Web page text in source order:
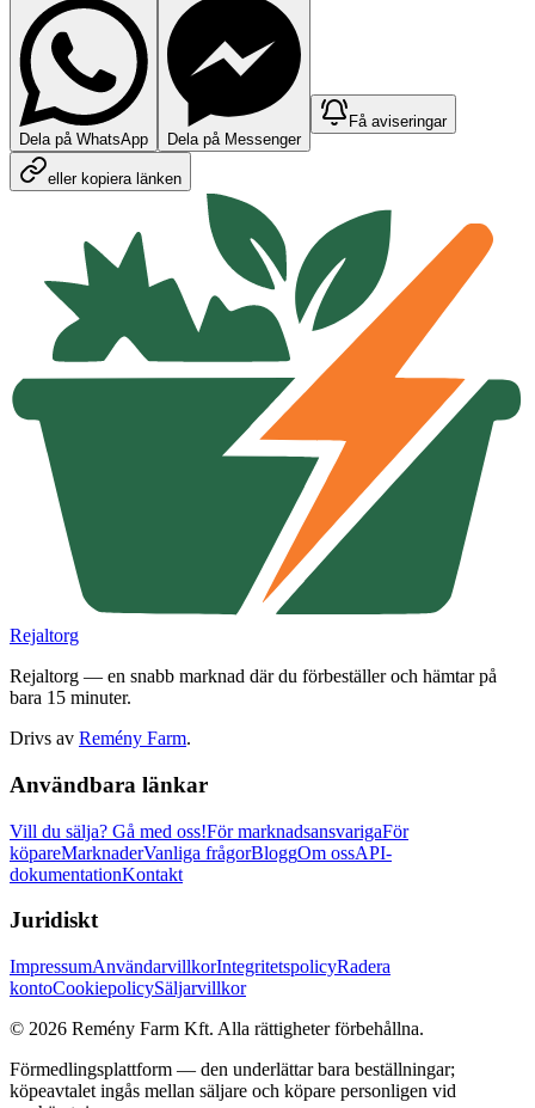
Dela på WhatsApp Dela på Messenger
Få aviseringar
eller kopiera länken
Rejaltorg
Rejaltorg — en snabb marknad där du förbeställer och hämtar på
bara 15 minuter.
Drivs av Remény Farm.
Användbara länkar
Vill du sälja? Gå med oss!För marknadsansvarigaFör
köpareMarknaderVanliga frågorBloggOm ossAPI-
dokumentationKontakt
Juridiskt
ImpressumAnvändarvillkorIntegritetspolicyRadera
kontoCookiepolicySäljarvillkor
© 2026 Remény Farm Kft. Alla rättigheter förbehållna.
Förmedlingsplattform — den underlättar bara beställningar;
köpeavtalet ingås mellan säljare och köpare personligen vid